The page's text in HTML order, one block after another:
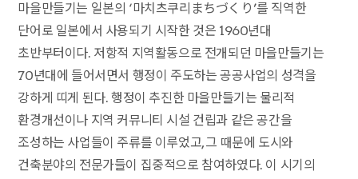
마을만들기는 일본의 ‘마치츠쿠리まちづくり’를 직역한
단어로 일본에서 사용되기 시작한 것은 1960년대
초반부터이다. 저항적 지역활동으로 전개되던 마을만들기는
70년대에 들어서면서 행정이 주도하는 공공사업의 성격을
강하게 띠게 된다. 행정이 추진한 마을만들기는 물리적
환경개선이나 지역 커뮤니티 시설 건립과 같은 공간을
조성하는 사업들이 주류를 이루었고, 그 때문에 도시와
건축분야의 전문가들이 집중적으로 참여하였다. 이 시기의